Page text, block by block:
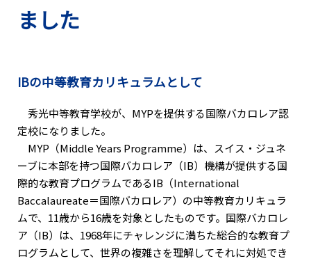
ました
IBの中等教育カリキュラムとして
秀光中等教育学校が、MYPを提供する国際バカロレア認
定校になりました。
MYP（Middle Years Programme）は、スイス・ジュネ
ーブに本部を持つ国際バカロレア（IB）機構が提供する国
際的な教育プログラムであるIB（International
Baccalaureate＝国際バカロレア）の中等教育カリキュラ
ムで、11歳から16歳を対象としたものです。国際バカロレ
ア（IB）は、1968年にチャレンジに満ちた総合的な教育プ
ログラムとして、世界の複雑さを理解してそれに対処でき